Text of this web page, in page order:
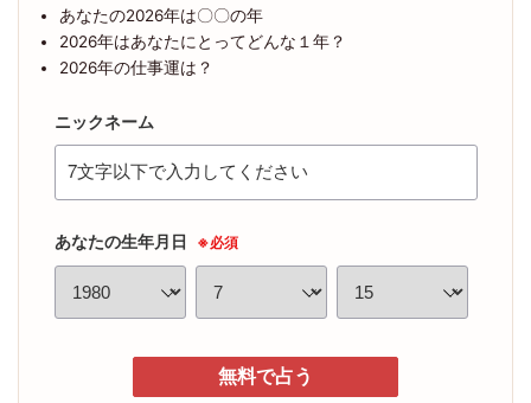
あなたの2026年は〇〇の年
2026年はあなたにとってどんな１年？
2026年の仕事運は？
ニックネーム
あなたの生年月日 ※必須
無料で占う